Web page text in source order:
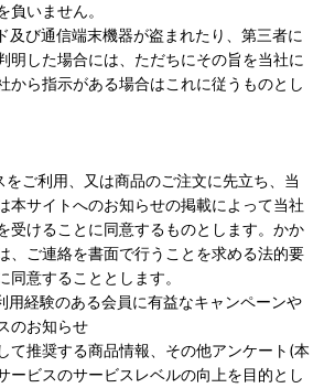
負いません。
び通信端末機器が盗まれたり、第三者に
明した場合には、ただちにその旨を当社に
から指示がある場合はこれに従うものとし
ご利用、又は商品のご注文に先立ち、当
本サイトへのお知らせの掲載によって当社
受けることに同意するものとします。かか
、ご連絡を書面で行うことを求める法的要
意することとします。
経験のある会員に有益なキャンペーンや
のお知らせ
て推奨する商品情報、その他アンケート(本
ービスのサービスレベルの向上を目的とし